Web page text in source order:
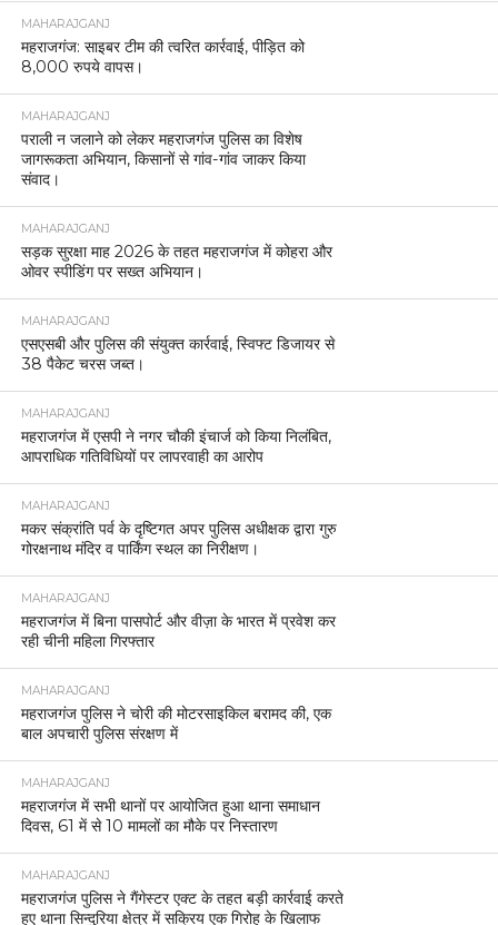
MAHARAJGANJ
महराजगंज: साइबर टीम की त्वरित कार्रवाई, पीड़ित को
8,000 रुपये वापस।
MAHARAJGANJ
पराली न जलाने को लेकर महराजगंज पुलिस का विशेष
जागरूकता अभियान, किसानों से गांव-गांव जाकर किया
संवाद।
MAHARAJGANJ
सड़क सुरक्षा माह 2026 के तहत महराजगंज में कोहरा और
ओवर स्पीडिंग पर सख्त अभियान।
MAHARAJGANJ
एसएसबी और पुलिस की संयुक्त कार्रवाई, स्विफ्ट डिजायर से
38 पैकेट चरस जब्त।
MAHARAJGANJ
महराजगंज में एसपी ने नगर चौकी इंचार्ज को किया निलंबित,
आपराधिक गतिविधियों पर लापरवाही का आरोप
MAHARAJGANJ
मकर संक्रांति पर्व के दृष्टिगत अपर पुलिस अधीक्षक द्वारा गुरु
गोरक्षनाथ मंदिर व पार्किंग स्थल का निरीक्षण।
MAHARAJGANJ
महराजगंज में बिना पासपोर्ट और वीज़ा के भारत में प्रवेश कर
रही चीनी महिला गिरफ्तार
MAHARAJGANJ
महराजगंज पुलिस ने चोरी की मोटरसाइकिल बरामद की, एक
बाल अपचारी पुलिस संरक्षण में
MAHARAJGANJ
महराजगंज में सभी थानों पर आयोजित हुआ थाना समाधान
दिवस, 61 में से 10 मामलों का मौके पर निस्तारण
MAHARAJGANJ
महराजगंज पुलिस ने गैंगेस्टर एक्ट के तहत बड़ी कार्रवाई करते
हुए थाना सिन्दुरिया क्षेत्र में सक्रिय एक गिरोह के खिलाफ